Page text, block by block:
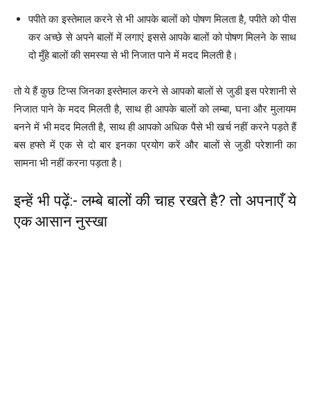
पपीते का इस्तेमाल करने से भी आपके बालों को पोषण मिलता है, पपीते को पीस
कर अच्छे से अपने बालों में लगाएं इससे आपके बालों को पोषण मिलने के साथ
दो मुँहे बालों की समस्या से भी निजात पाने में मदद मिलती है।
तो ये हैं कुछ टिप्स जिनका इस्तेमाल करने से आपको बालों से जुडी इस परेशानी से
निजात पाने के मदद मिलती है, साथ ही आपके बालों को लम्बा, घना और मुलायम
बनने में भी मदद मिलती है, साथ ही आपको अधिक पैसे भी खर्च नहीं करने पड़ते हैं
बस हफ्ते में एक से दो बार इनका प्रयोग करें और बालों से जुडी परेशानी का
सामना भी नहीं करना पड़ता है।
इन्हें भी पढ़ें:- लम्बे बालों की चाह रखते है? तो अपनाएँ ये
एक आसान नुस्खा